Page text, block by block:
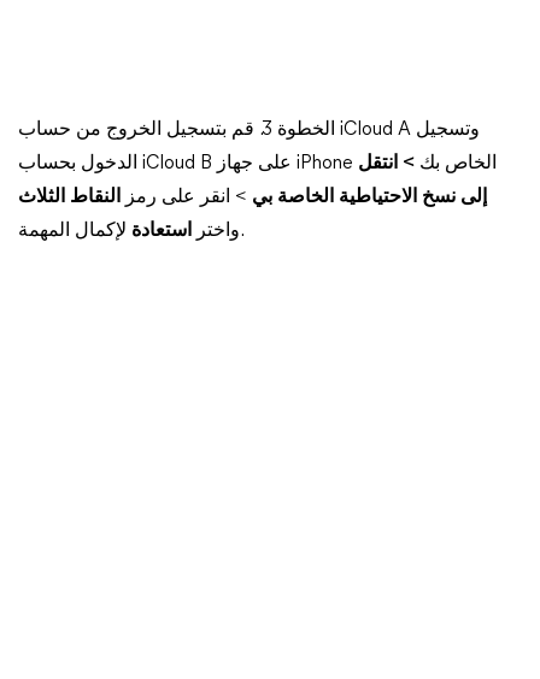
الخطوة 3. قم بتسجيل الخروج من حساب iCloud A وتسجيل
الدخول بحساب iCloud B على جهاز iPhone الخاص بك > انتقل
إلى نسخ الاحتياطية الخاصة بي > انقر على رمز
النقاط الثلاث
واختر
استعادة لإكمال المهمة.